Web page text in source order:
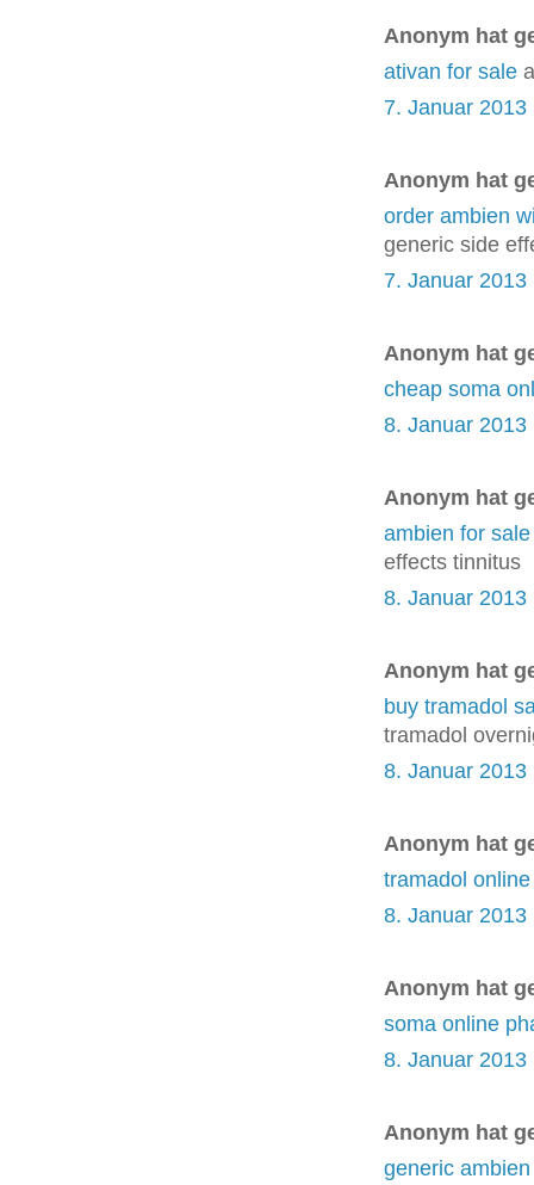
Anonym hat
ativan for sale
7. Januar 2013
Anonym hat
order ambien
generic side
7. Januar 2013
Anonym hat
cheap soma
8. Januar 2013
Anonym hat
ambien for
effects tinnitus
8. Januar 2013
Anonym hat
buy tramadol
tramadol
8. Januar 2013
Anonym hat
tramadol online
8. Januar 2013
Anonym hat
soma online
8. Januar 2013
Anonym hat
generic ambien